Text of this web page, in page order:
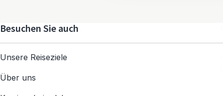
Besuchen Sie auch
Unsere Reiseziele
Über uns